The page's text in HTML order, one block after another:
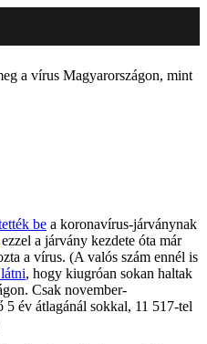
a vírus Magyarországon, mint
be a koronavírus-járványnak
ezzel a járvány kezdete óta már
a vírus. (A valós szám ennél is
, hogy kiugróan sokan haltak
Csak november-
5 év átlagánál sokkal, 11 517-tel